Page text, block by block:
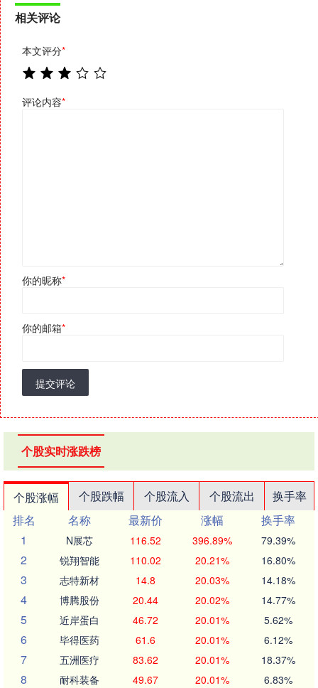
相关评论
本文评分*
评论内容*
你的昵称*
你的邮箱*
提交评论
个股实时涨跌榜
个股涨幅 个股跌幅 个股流入 个股流出
换手率
排名
名称 最新价 涨幅
换手率
1
N展芯 116.52 396.89% 79.39%
2 锐翔智能 110.02 20.21% 16.80%
3 志特新材 14.8 20.03% 14.18%
4 博腾股份 20.44 20.02% 14.77%
5 近岸蛋白 46.72 20.01% 5.62%
6 毕得医药 61.6 20.01% 6.12%
7 五洲医疗 83.62 20.01% 18.37%
8 耐科装备 49.67 20.01% 6.83%